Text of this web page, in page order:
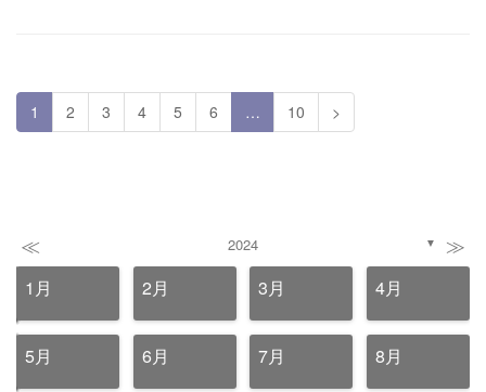
1 2 3 4 5 6 … 10 >
≪ 2024 ▼ ≫
1月 2月 3月 4月
5月 6月 7月 8月